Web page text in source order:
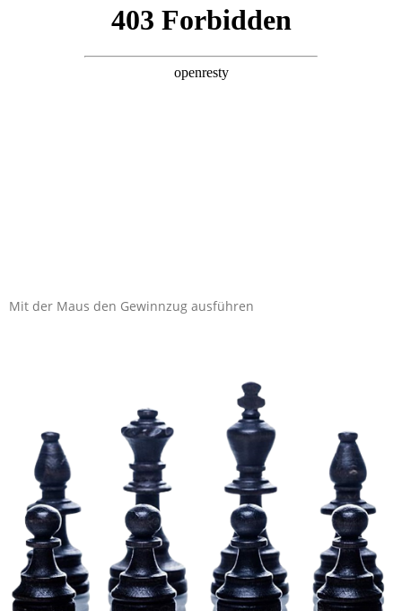
Mit der Maus den Gewinnzug ausführen